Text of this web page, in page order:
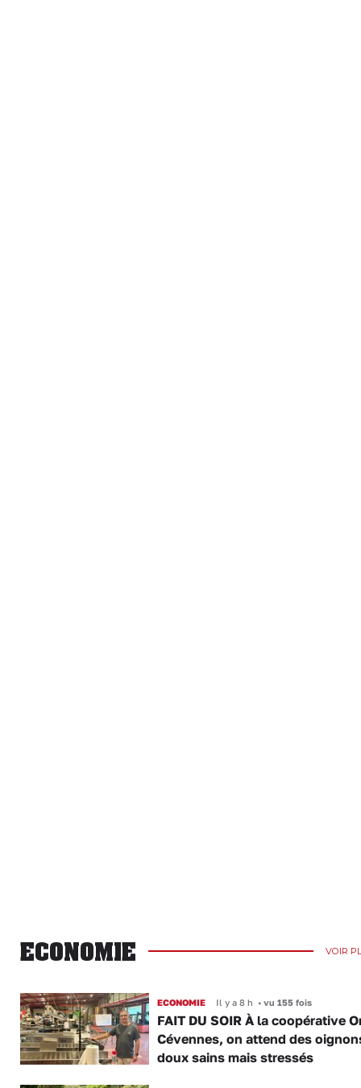
ECONOMIE VOIR
ECONOMIE Il y a 8 h •vu 155 fois
FAIT DU SOIR À la coopérative
Cévennes, on attend des
doux sains mais stressés